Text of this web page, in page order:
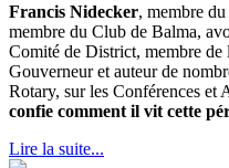
Francis Nidecker, membre
membre du Club de Balma,
Comité de District, membre de
Gouverneur et auteur de
Rotary, sur les Conférences et
confie comment il vit cette
Lire la suite...